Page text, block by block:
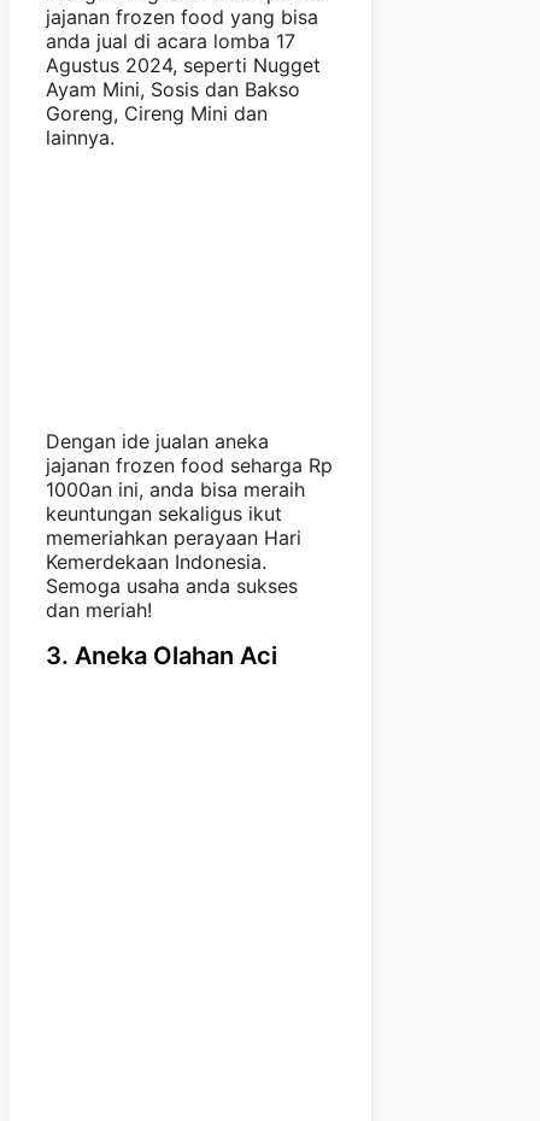
jajanan frozen food yang bisa
anda jual di acara lomba 17
Agustus 2024, seperti Nugget
Ayam Mini, Sosis dan Bakso
Goreng, Cireng Mini dan
lainnya.
Dengan ide jualan aneka
jajanan frozen food seharga Rp
1000an ini, anda bisa meraih
keuntungan sekaligus ikut
memeriahkan perayaan Hari
Kemerdekaan Indonesia.
Semoga usaha anda sukses
dan meriah!
3. Aneka Olahan Aci